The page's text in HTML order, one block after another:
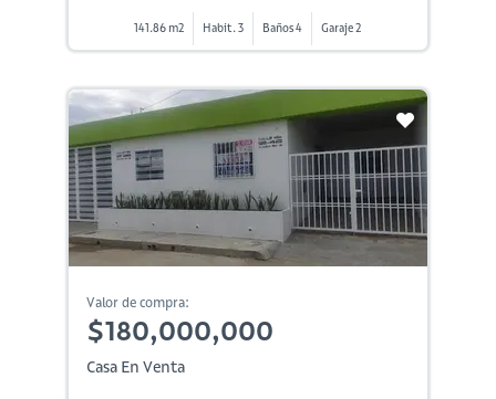
141.86 m2 Habit. 3 Baños 4 Garaje 2
Valor de compra:
$180,000,000
Casa En Venta